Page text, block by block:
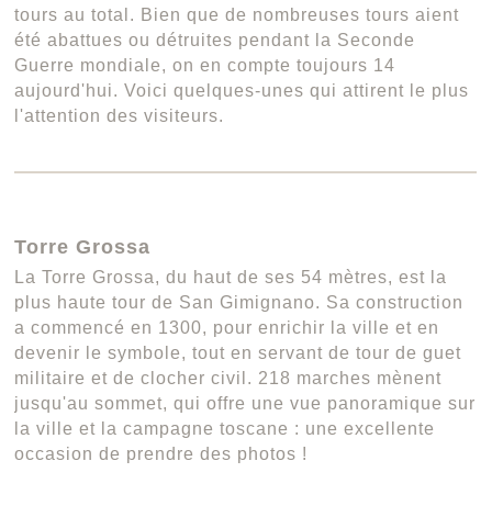
tours au total. Bien que de nombreuses tours aient
été abattues ou détruites pendant la Seconde
Guerre mondiale, on en compte toujours 14
aujourd'hui. Voici quelques-unes qui attirent le plus
l'attention des visiteurs.
Torre Grossa
La Torre Grossa, du haut de ses 54 mètres, est la
plus haute tour de San Gimignano. Sa construction
a commencé en 1300, pour enrichir la ville et en
devenir le symbole, tout en servant de tour de guet
militaire et de clocher civil. 218 marches mènent
jusqu'au sommet, qui offre une vue panoramique sur
la ville et la campagne toscane : une excellente
occasion de prendre des photos !